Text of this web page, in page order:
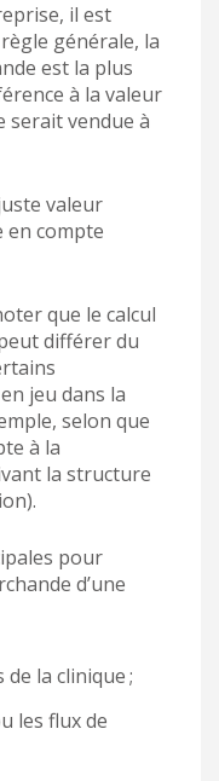
il est
générale, la
est la plus
à la valeur
serait vendue à
valeur
en compte
que le calcul
différer du
jeu dans la
selon que
à la
la structure
pour
d’une
la clinique ;
les flux de